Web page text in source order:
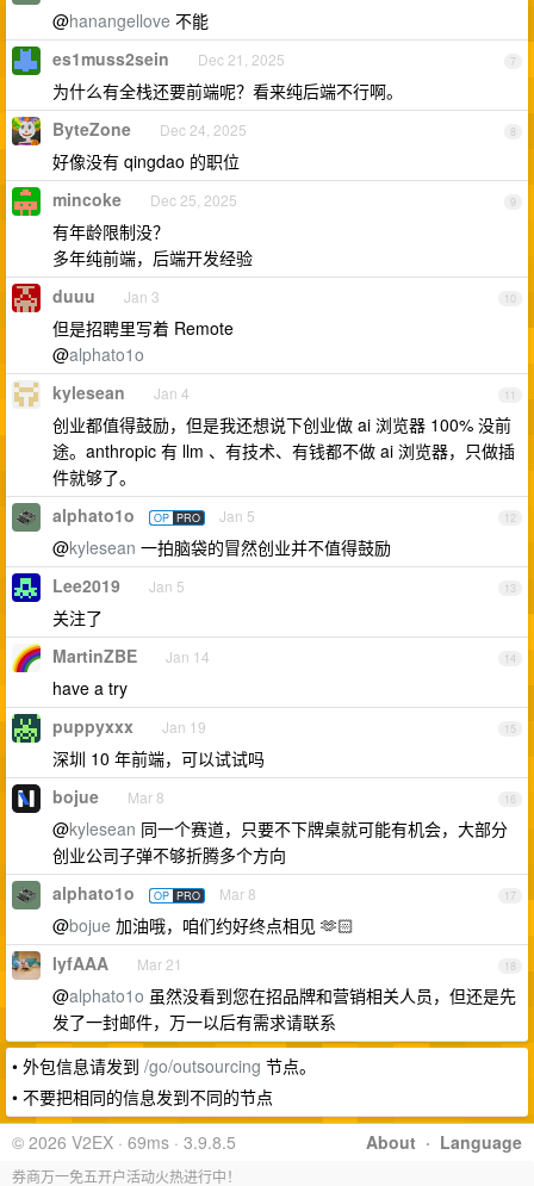
@hanangellove 不能
7
es1muss2sein Dec 21, 2025
为什么有全栈还要前端呢？看来纯后端不行啊。
8
ByteZone Dec 24, 2025
好像没有 qingdao 的职位
9
mincoke Dec 25, 2025
有年龄限制没？
多年纯前端，后端开发经验
10
duuu Jan 3
但是招聘里写着 Remote
@alphato1o
11
kylesean Jan 4
创业都值得鼓励，但是我还想说下创业做 ai 浏览器 100% 没前
途。anthropic 有 llm 、有技术、有钱都不做 ai 浏览器，只做插
件就够了。
12
alphato1o OP PRO Jan 5
@kylesean 一拍脑袋的冒然创业并不值得鼓励
13
Lee2019 Jan 5
关注了
14
MartinZBE Jan 14
have a try
15
puppyxxx Jan 19
深圳 10 年前端，可以试试吗
16
bojue Mar 8
@kylesean 同一个赛道，只要不下牌桌就可能有机会，大部分
创业公司子弹不够折腾多个方向
17
alphato1o OP PRO Mar 8
@bojue 加油哦，咱们约好终点相见 🫶🏻
18
lyfAAA Mar 21
@alphato1o 虽然没看到您在招品牌和营销相关人员，但还是先
发了一封邮件，万一以后有需求请联系
• 外包信息请发到 /go/outsourcing 节点。
• 不要把相同的信息发到不同的节点
About · Language
© 2026 V2EX · 69ms · 3.9.8.5
券商万一免五开户活动火热进行中！